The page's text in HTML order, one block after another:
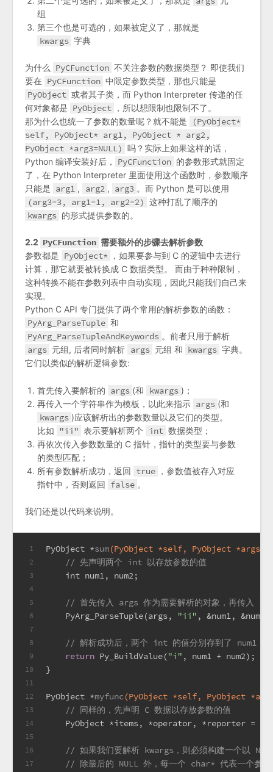
组
第三个也是可选的，如果被定义了，那就是
kwargs 字典
为什么 PyCFunction 不关注参数的数据类型？ 即使我们
要在 PyCFunction 中限定参数类型，那也只能是
PyObject 或者其子类，而 Python Interpreter 传递的任
何对象都是 PyObject ，所以想限制也限制不了。
那为什么也统一了参数的数量呢？就不能是
(PyObject*
self, PyObject* arg1, PyObject * arg2,
PyObject *arg3=NULL) 吗？实际上如果这样的话，
Python 编译安装好后，
PyCFunction 的参数形式就固定
了，在 Python Interpreter 里面使用这个函数时，参数顺序
只能是 arg1 , arg2 , arg3 。而 Python 是可以使用
(arg3=3, arg1=1, arg2=2) 这种打乱了顺序的
kwargs 的形式提供参数的。
2.2 PyCFunction 需要额外的步骤去解析参数
参数都是 PyObject*
，如果要参与到 C 的逻辑中去进行
计算，那它就要被转换成 C 数据类型。 而由于种种限制，
这种转换不能在参数列表中自动实现，因此只能我们自己来
实现。
Python C API 专门提供了两个常用的解析参数的函数：
PyArg_ParseTuple 和
PyArg_ParseTupleAndKeywords 。前者只用于解析
args 元组, 后者同时解析 args 元组 和 kwargs 字典。
它们以类似的解析逻辑参数:
首先传入要解析的 args (和 kwargs )；
再传入一个字符串作为模板，以此来指示 args (和
kwargs )应该解析出的参数数量以及它们的类型。
比如 "ii" 表示要解析两个 int 数据类型；
再依次传入参数数量的 C 指针，指针的类型要与参数
的类型匹配；
所有参数解析成功，返回 true ，参数值被存入对应
指针中，否则返回 false 。
我们还是以代码来说明。
1
2
3
4
5
6
7
8
9
10
11
12
13
14
15
16
17
PyObject *sum(PyObject *self, PyObject *args)
// 先声明两个 int 以存放参数的值
int num1, num2;
// 首先传入 args 作为需要解析的对象，再传
    PyArg_ParseTuple(args,
"ii" , &num1,
// 解析成功后，两个 int 的值分别存到了 num1 和
return Py_BuildValue("i" , num1 + num2);
}
PyObject *myfunc(PyObject *self, PyObject
// 同样的，先声明 C 数据以存放参数的值
    PyObject *items, *operator, *reporter =
// 如果我们要解析 kwargs，则必须构建一个以
// 除最后的 NULL 外，每一个 char* 代表一个参